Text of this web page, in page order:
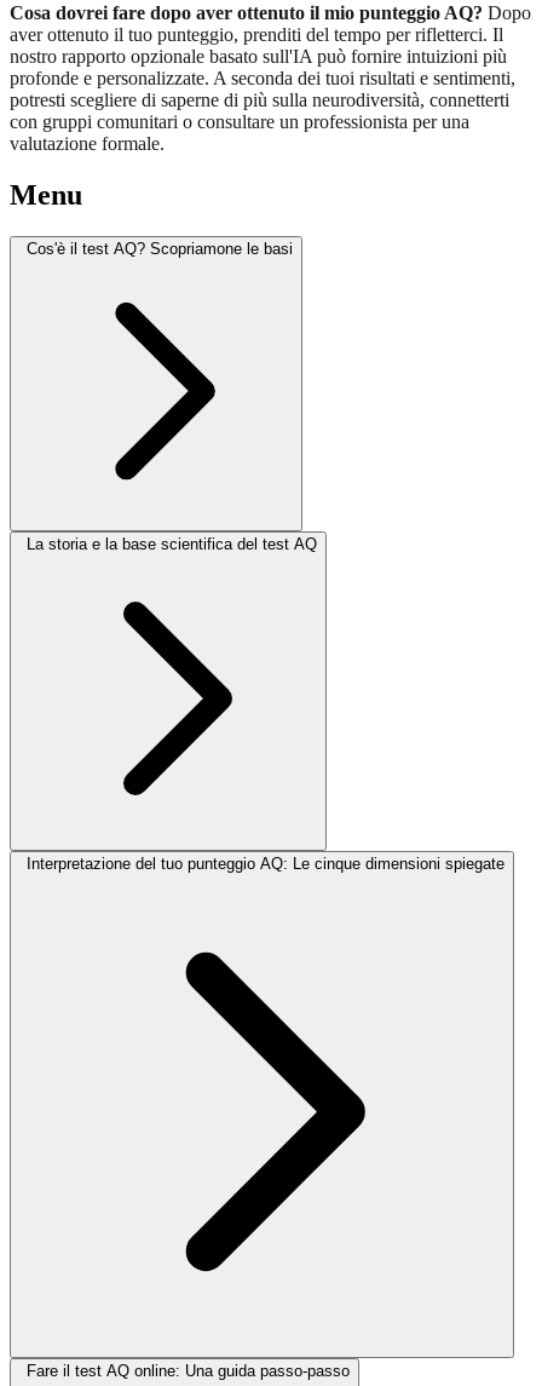
Cosa dovrei fare dopo aver ottenuto il mio punteggio AQ? Dopo
aver ottenuto il tuo punteggio, prenditi del tempo per rifletterci. Il
nostro rapporto opzionale basato sull'IA può fornire intuizioni più
profonde e personalizzate. A seconda dei tuoi risultati e sentimenti,
potresti scegliere di saperne di più sulla neurodiversità, connetterti
con gruppi comunitari o consultare un professionista per una
valutazione formale.
Menu
Cos'è il test AQ? Scopriamone le basi
La storia e la base scientifica del test AQ
Interpretazione del tuo punteggio AQ: Le cinque dimensioni spiegate
Fare il test AQ online: Una guida passo-passo